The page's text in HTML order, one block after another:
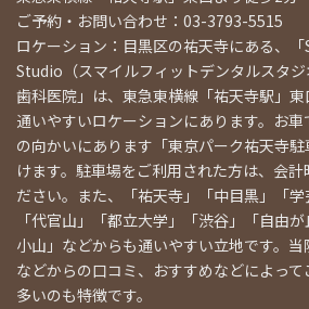
ご予約・お問い合わせ：03-3793-5515
ロケーション：目黒区の祐天寺にある、
Studio（スマイルフィットデンタルスタ
歯科医院」は、東急東横線「祐天寺駅」東
通いやすいロケーションにあります。お
の向かいにあります「東京パーク祐天寺
けます。駐車場をご利用された方は、会計
ださい。また、「祐天寺」「中目黒」「学
「代官山」「都立大学」「渋谷」「自由
小山」などからも通いやすい立地です。
などからの口コミ、おすすめなどによっ
多いのも特徴です。